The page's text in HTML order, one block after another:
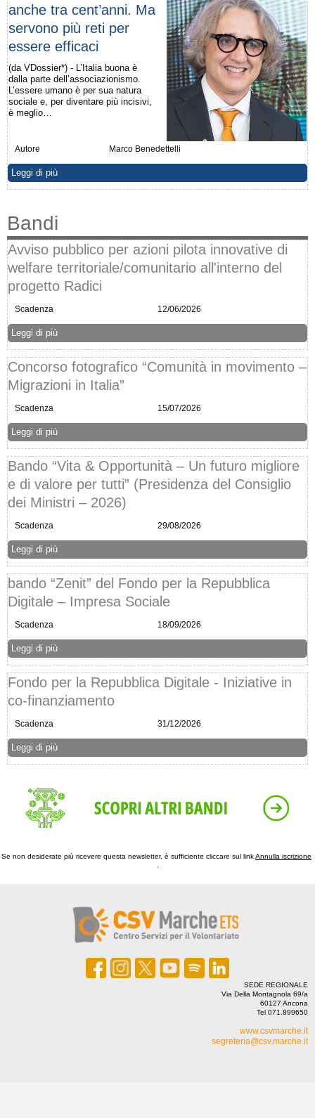
anche tra cent’anni. Ma
servono più reti per
essere efficaci
(da VDossier*) - L’Italia buona è
dalla parte dell’associazionismo.
L’essere umano è per sua natura
sociale e, per diventare più incisivi,
è meglio…
Autore Marco Benedettelli
Leggi di più
Bandi
Avviso pubblico per azioni pilota innovative di
welfare territoriale/comunitario all'interno del
progetto Radici
Scadenza 12/06/2026
Leggi di più
Concorso fotografico “Comunità in movimento –
Migrazioni in Italia”
Scadenza 15/07/2026
Leggi di più
Bando “Vita & Opportunità – Un futuro migliore
e di valore per tutti” (Presidenza del Consiglio
dei Ministri – 2026)
Scadenza 29/08/2026
Leggi di più
bando “Zenit” del Fondo per la Repubblica
Digitale – Impresa Sociale
Scadenza 18/09/2026
Leggi di più
Fondo per la Repubblica Digitale - Iniziative in
co-finanziamento
Scadenza 31/12/2026
Leggi di più
Se non desiderate più ricevere questa newsletter, è sufficiente cliccare sul link ‍Annulla iscrizione
SEDE REGIONALE
Via Della Montagnola 69/a
60127 Ancona
Tel 071.899650
www.csvmarche.it
segreteria@csv.marche.it